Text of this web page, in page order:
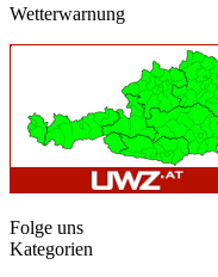
Wetterwarnung
Folge uns
Kategorien